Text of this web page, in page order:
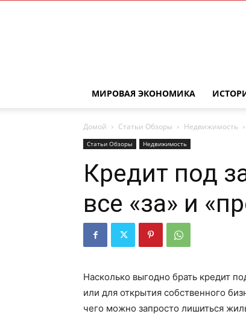
МИРОВАЯ ЭКОНОМИКА
Домой Статьи Обзоры Недвижимость
Статьи Обзоры Недвижимость
Кредит под
все «за» и
Насколько выгодно брать кредит
или для открытия собственного
чего можно запросто лишиться